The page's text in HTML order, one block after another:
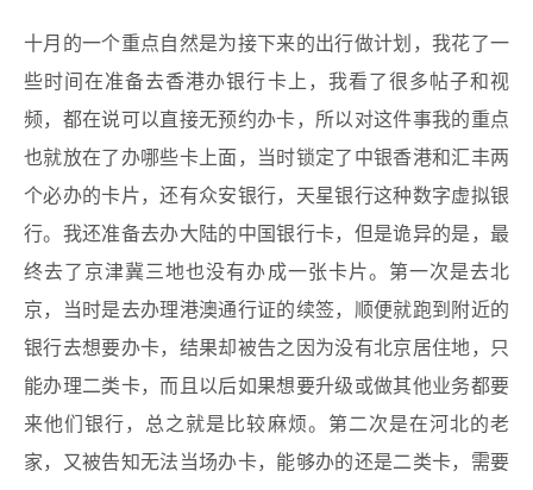
十月的一个重点自然是为接下来的出行做计划，我花了一
些时间在准备去香港办银行卡上，我看了很多帖子和视
频，都在说可以直接无预约办卡，所以对这件事我的重点
也就放在了办哪些卡上面，当时锁定了中银香港和汇丰两
个必办的卡片，还有众安银行，天星银行这种数字虚拟银
行。我还准备去办大陆的中国银行卡，但是诡异的是，最
终去了京津冀三地也没有办成一张卡片。第一次是去北
京，当时是去办理港澳通行证的续签，顺便就跑到附近的
银行去想要办卡，结果却被告之因为没有北京居住地，只
能办理二类卡，而且以后如果想要升级或做其他业务都要
来他们银行，总之就是比较麻烦。第二次是在河北的老
家，又被告知无法当场办卡，能够办的还是二类卡，需要